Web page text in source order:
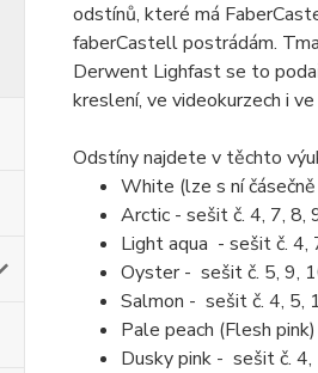
odstínů, které má
faberCastell postrádám.
Derwent Lighfast se to
kreslení, ve videokurzech i
Odstíny najdete v těchto
White (lze s ní
Arctic - sešit č. 4, 7, 8,
Light aqua - sešit č. 4,
Oyster - sešit č. 5, 9,
Salmon - sešit č. 4, 5,
Pale peach (Flesh
Dusky pink - sešit č. 4,